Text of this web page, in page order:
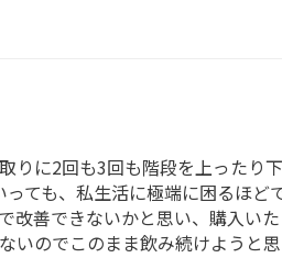
りに2回も3回も階段を上ったり
ても、私生活に極端に困るほ
改善できないかと思い、購入い
のでこのまま飲み続けようと思